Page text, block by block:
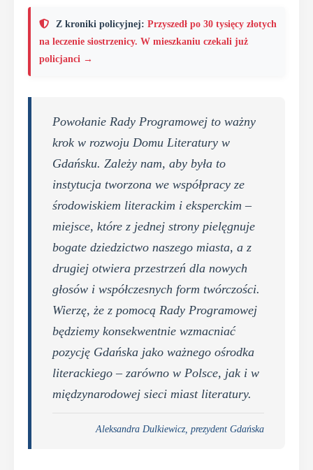
Z kroniki policyjnej: Przyszedł po 30 tysięcy złotych
na leczenie siostrzenicy. W mieszkaniu czekali już
policjanci →
Powołanie Rady Programowej to ważny
krok w rozwoju Domu Literatury w
Gdańsku. Zależy nam, aby była to
instytucja tworzona we współpracy ze
środowiskiem literackim i eksperckim –
miejsce, które z jednej strony pielęgnuje
bogate dziedzictwo naszego miasta, a z
drugiej otwiera przestrzeń dla nowych
głosów i współczesnych form twórczości.
Wierzę, że z pomocą Rady Programowej
będziemy konsekwentnie wzmacniać
pozycję Gdańska jako ważnego ośrodka
literackiego – zarówno w Polsce, jak i w
międzynarodowej sieci miast literatury.
Aleksandra Dulkiewicz, prezydent Gdańska